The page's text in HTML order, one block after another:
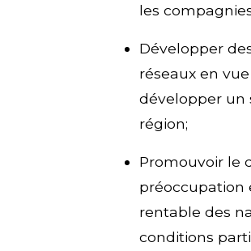
les
Développer
réseaux en
développer un
région;
Promouvoir le
préoccupation
rentable des
conditions